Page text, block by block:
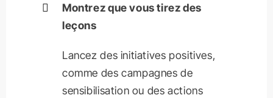
Montrez que vous tirez des
leçons
Lancez des initiatives positives,
comme des campagnes de
sensibilisation ou des actions